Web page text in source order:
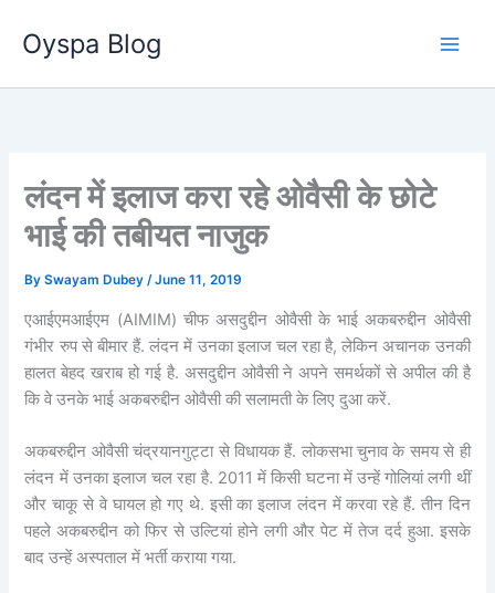
content
Oyspa Blog
लंदन में इलाज करा रहे ओवैसी के छोटे
भाई की तबीयत नाजुक
BySwayam Dubey/June 11, 2019
एआईएमआईएम (AIMIM) चीफ असदुद्दीन ओवैसी के भाई अकबरुद्दीन ओवैसी
गंभीर रुप से बीमार हैं. लंदन में उनका इलाज चल रहा है, लेकिन अचानक उनकी
हालत बेहद खराब हो गई है. असदुद्दीन ओवैसी ने अपने समर्थकों से अपील की है
कि वे उनके भाई अकबरुद्दीन ओवैसी की सलामती के लिए दुआ करें.
अकबरुद्दीन ओवैसी चंद्रयानगुट्टा से विधायक हैं. लोकसभा चुनाव के समय से ही
लंदन में उनका इलाज चल रहा है. 2011 में किसी घटना में उन्हें गोलियां लगी थीं
और चाकू से वे घायल हो गए थे. इसी का इलाज लंदन में करवा रहे हैं. तीन दिन
पहले अकबरुद्दीन को फिर से उल्टियां होने लगी और पेट में तेज दर्द हुआ. इसके
बाद उन्हें अस्पताल में भर्ती कराया गया.